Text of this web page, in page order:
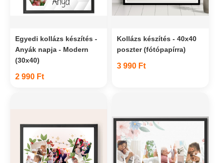
Egyedi kollázs készítés -
Anyák napja - Modern
(30x40)
2 990 Ft
Kollázs készítés - 40x40
poszter (fótópapírra)
3 990 Ft